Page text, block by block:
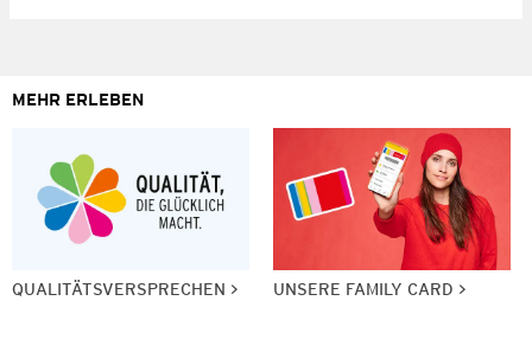
MEHR ERLEBEN
QUALITÄTSVERSPRECHEN UNSERE FAMILY CARD